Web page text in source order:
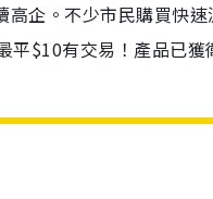
企。不少市民購買快
$10有交易！產品已